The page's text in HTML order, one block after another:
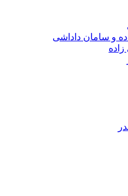
داداشی